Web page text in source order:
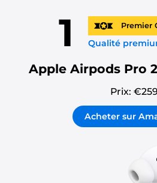
1 Premier
Qualité
Apple Airpods Pro
Prix: €259
Acheter sur